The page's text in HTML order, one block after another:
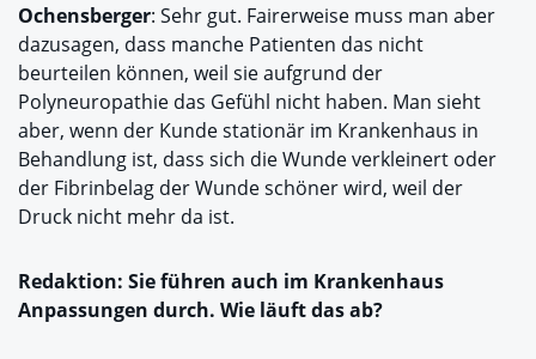
Ochensberger: Sehr gut. Fairerweise muss man aber
dazusagen, dass manche Patienten das nicht
beurteilen können, weil sie aufgrund der
Polyneuropathie das Gefühl nicht haben. Man sieht
aber, wenn der Kunde stationär im Krankenhaus in
Behandlung ist, dass sich die Wunde verkleinert oder
der Fibrinbelag der Wunde schöner wird, weil der
Druck nicht mehr da ist.
Redaktion: Sie führen auch im Krankenhaus
Anpassungen durch. Wie läuft das ab?